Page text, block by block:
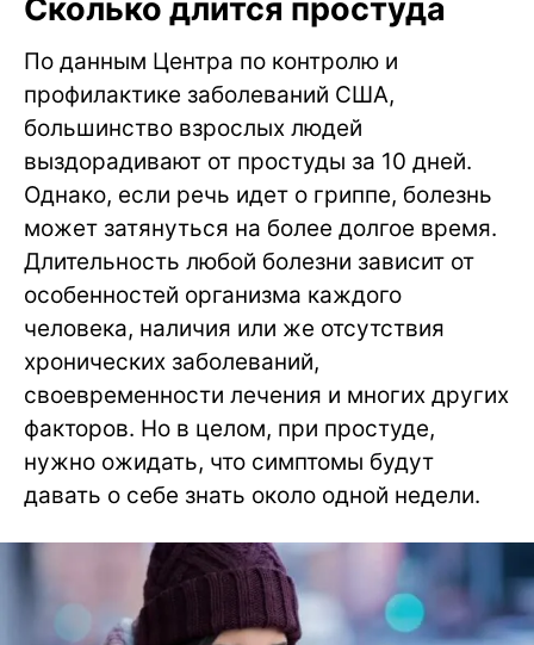
Сколько длится простуда
По данным Центра по контролю и
профилактике заболеваний США,
большинство взрослых людей
выздорадивают от простуды за 10 дней.
Однако, если речь идет о гриппе, болезнь
может затянуться на более долгое время.
Длительность любой болезни зависит от
особенностей организма каждого
человека, наличия или же отсутствия
хронических заболеваний,
своевременности лечения и многих других
факторов. Но в целом, при простуде,
нужно ожидать, что симптомы будут
давать о себе знать около одной недели.